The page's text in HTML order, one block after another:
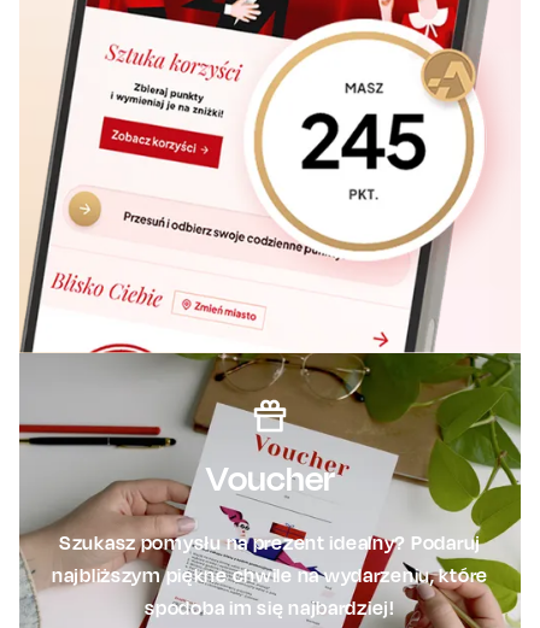
Voucher
Szukasz pomysłu na prezent idealny? Podaruj
najbliższym piękne chwile na wydarzeniu, które
spodoba im się najbardziej!